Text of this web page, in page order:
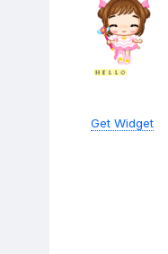
Get Widget